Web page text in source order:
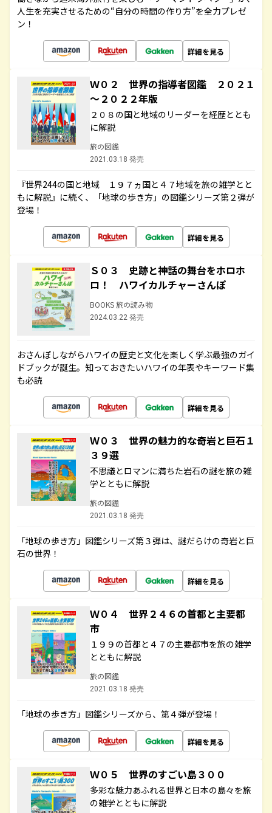
人生を充実させるための“自分の時間の作り方”を全力プレゼ
ン！
詳細を見る
Ｗ０２ 世界の指導者図鑑 ２０２１
～２０２２年版
２０８の国と地域のリーダーを経歴ととも
に解説
旅の図鑑
2021.03.18 発売
『世界244の国と地域 １９７ヵ国と４７地域を旅の雑学とと
もに解説』に続く、「地球の歩き方」の図鑑シリーズ第２弾が
登場！
詳細を見る
Ｓ０３ 史跡と神話の舞台をホロホ
ロ！ ハワイカルチャーさんぽ
BOOKS 旅の読み物
2024.03.22 発売
おさんぽしながらハワイの歴史と文化を楽しく学ぶ最強のガイ
ドブックが誕生。知っておきたいハワイの年表やキーワード集
も必読
詳細を見る
Ｗ０３ 世界の魅力的な奇岩と巨石１
３９選
不思議とロマンに満ちた岩石の謎を旅の雑
学とともに解説
旅の図鑑
2021.03.18 発売
「地球の歩き方」図鑑シリーズ第３弾は、謎だらけの奇岩と巨
石の世界！
詳細を見る
Ｗ０４ 世界２４６の首都と主要都
市
１９９の首都と４７の主要都市を旅の雑学
とともに解説
旅の図鑑
2021.03.18 発売
「地球の歩き方」図鑑シリーズから、第４弾が登場！
詳細を見る
Ｗ０５ 世界のすごい島３００
多彩な魅力あふれる世界と日本の島々を旅
の雑学とともに解説